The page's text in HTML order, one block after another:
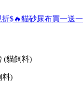
折$🔥貓砂尿布買一送一
(貓飼料)
料)